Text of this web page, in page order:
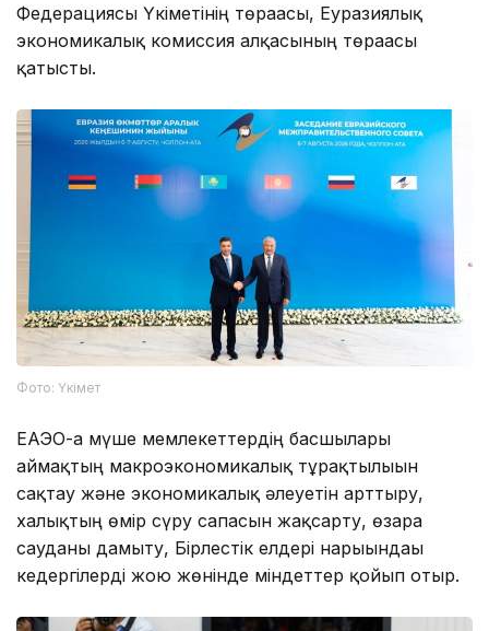
Федерациясы Үкіметінің төрағасы, Еуразиялық
экономикалық комиссия алқасының төрағасы
қатысты.
Фото: Үкімет
ЕАЭО-ға мүше мемлекеттердің басшылары
аймақтың макроэкономикалық тұрақтылығын
сақтау және экономикалық әлеуетін арттыру,
халықтың өмір сүру сапасын жақсарту, өзара
сауданы дамыту, Бірлестік елдері нарығындағы
кедергілерді жою жөнінде міндеттер қойып отыр.